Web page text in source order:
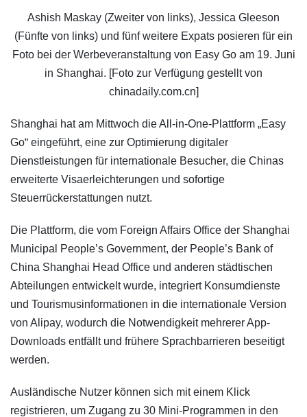
Ashish Maskay (Zweiter von links), Jessica Gleeson
(Fünfte von links) und fünf weitere Expats posieren für ein
Foto bei der Werbeveranstaltung von Easy Go am 19. Juni
in Shanghai. [Foto zur Verfügung gestellt von
chinadaily.com.cn]
Shanghai hat am Mittwoch die All-in-One-Plattform „Easy
Go“ eingeführt, eine zur Optimierung digitaler
Dienstleistungen für internationale Besucher, die Chinas
erweiterte Visaerleichterungen und sofortige
Steuerrückerstattungen nutzt.
Die Plattform, die vom Foreign Affairs Office der Shanghai
Municipal People’s Government, der People’s Bank of
China Shanghai Head Office und anderen städtischen
Abteilungen entwickelt wurde, integriert Konsumdienste
und Tourismusinformationen in die internationale Version
von Alipay, wodurch die Notwendigkeit mehrerer App-
Downloads entfällt und frühere Sprachbarrieren beseitigt
werden.
Ausländische Nutzer können sich mit einem Klick
registrieren, um Zugang zu 30 Mini-Programmen in den